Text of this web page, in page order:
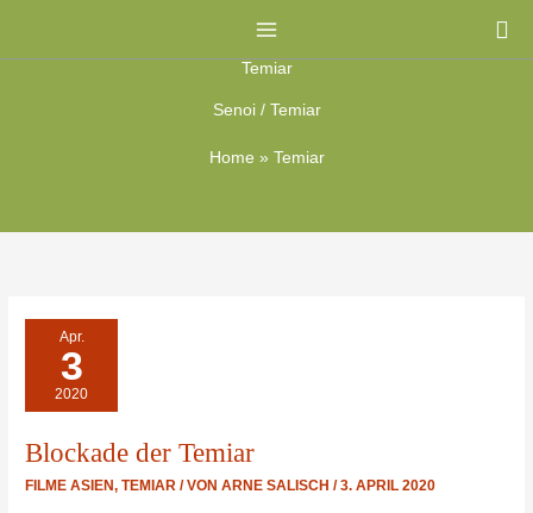
Temiar
Senoi / Temiar
Home » Temiar
Apr.
3
2020
Blockade der Temiar
FILME ASIEN,TEMIAR / VONARNE SALISCH/3. APRIL 2020
BLOCKADE
DER
TEMIAR